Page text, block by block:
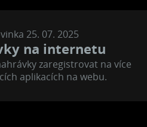
25. 07. 2025
na internetu
zaregistrovat na více
aplikacích na webu.